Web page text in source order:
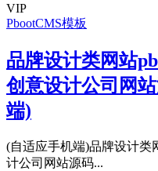
VIP
PbootCMS模板
品牌设计类网站
创意设计公司网
端)
(自适应手机端)品牌设计类
计公司网站源码...